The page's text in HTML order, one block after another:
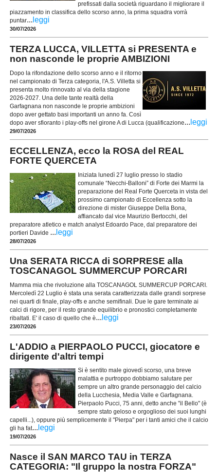
prefissati dalla società riguardano il migliorare il
piazzamento in classifica dello scorso anno, la prima squadra vorrà
puntar... leggi
30/07/2026
TERZA LUCCA, VILLETTA si PRESENTA e
non nasconde le proprie AMBIZIONI
Dopo la rifondazione dello scorso anno e il ritorno
nel campionato di Terza categoria, l'A.S. Villetta si
presenta molto rinnovato al via della stagione
2026-2027. Una delle tante realtà della
Garfagnana non nasconde le proprie ambizioni
dopo aver gettato basi importanti un anno fa. Così
dopo aver sfioranto i play-offs nel girone A di Lucca (qualificazione... leggi
29/07/2026
ECCELLENZA, ecco la ROSA del REAL
FORTE QUERCETA
Iniziata lunedì 27 luglio presso lo stadio
comunale “Necchi-Balloni” di Forte dei Marmi la
preparazione del Real Forte Querceta in vista del
prossimo campionato di Eccellenza sotto la
direzione di mister Giuseppe Della Bona,
affiancato dal vice Maurizio Bertocchi, del
preparatore atletico e match analyst Edoardo Pace, dal preparatore dei
portieri Davide ... leggi
28/07/2026
Una SERATA RICCA di SORPRESE alla
TOSCANAGOL SUMMERCUP PORCARI
Mamma mia che rivoluzione alla TOSCANAGOL SUMMERCUP PORCARI.
Mercoledì 22 Luglio è stata una serata caratterizzata dalle grandi sorprese
nei quarti di finale, play-offs e anche semifinali. Due le gare terminate ai
calci di rigore, per il resto grande equilibrio e pronostici completamente
ribaltati. E' il caso di quello che è... leggi
23/07/2026
L'ADDIO a PIERPAOLO PUCCI, giocatore e
dirigente d'altri tempi
Si è sentito male giovedì scorso, una breve
malattia e purtroppo dobbiamo salutare per
sempre un altro grande personaggio del calcio
della Lucchesia, Media Valle e Garfagnana.
Pierpaolo Pucci, 75 anni, detto anche "il Bello" (è
sempre stato geloso e orgoglioso dei suoi lunghi
capelli...), oppure più semplicemente il "Pierpa" per i tanti amici che il calcio
gli ha fat... leggi
19/07/2026
Nasce il SAN MARCO TAU in TERZA
CATEGORIA: "Il gruppo la nostra FORZA"